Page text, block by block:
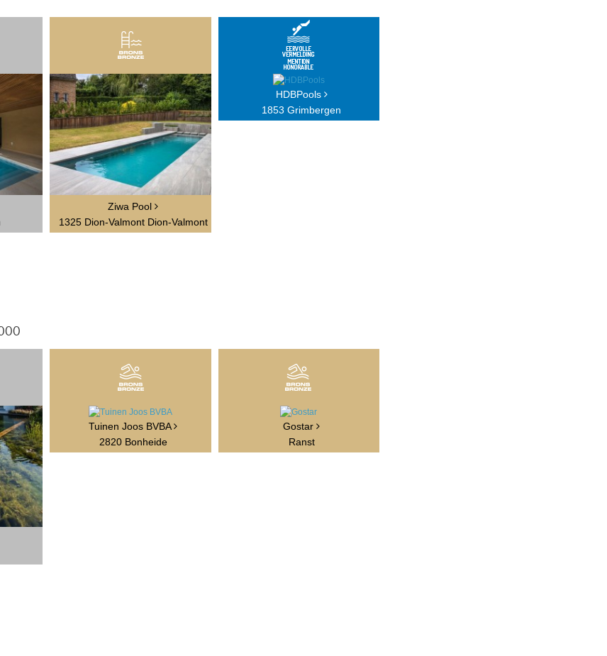
Ziwa Pool
1325 Dion-Valmont Dion-Valmont
HDBPools
1853 Grimbergen
Tuinen Joos BVBA
2820 Bonheide
Gostar
Ranst